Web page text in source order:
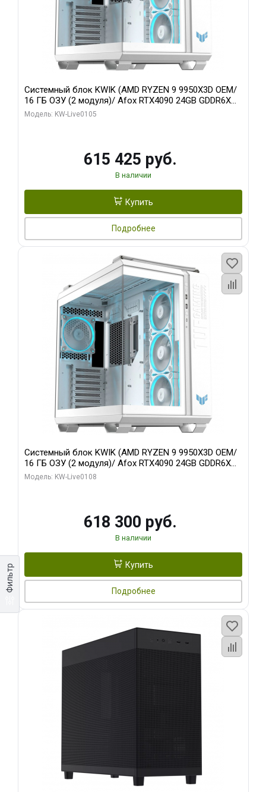
Фильтр
Системный блок KWIK (AMD RYZEN 9 9950X3D OEM/
16 ГБ ОЗУ (2 модуля)/ Afox RTX4090 24GB GDDR6X
384-Bit 3xDP HDMI ATX Turbo/ 960 ГБ SSD)
Модель: KW-Live0105
615 425 руб.
В наличии
Купить
Подробнее
Системный блок KWIK (AMD RYZEN 9 9950X3D OEM/
16 ГБ ОЗУ (2 модуля)/ Afox RTX4090 24GB GDDR6X
384-Bit 3xDP HDMI ATX Turbo/ 1 ТБ SSD)
Модель: KW-Live0108
618 300 руб.
В наличии
Купить
Подробнее